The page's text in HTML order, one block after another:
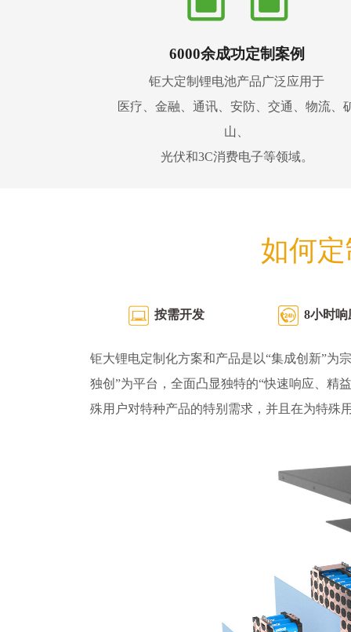
6000余成功定制案例
钜大定制锂电池产品广泛应用于
医疗、金融、通讯、安防、交通、物流、
山、
光伏和3C消费电子等领域。
如何
按需开发 8小时响
钜大锂电定制化方案和产品是以“集成创新”为
独创”为平台，全面凸显独特的“快速响应、精
殊用户对特种产品的特别需求，并且在为特殊